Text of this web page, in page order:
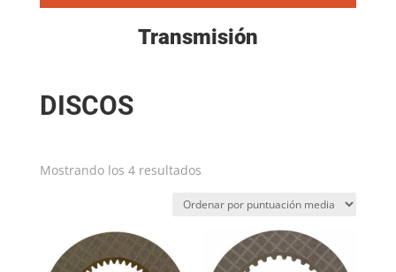
Transmisión
DISCOS
Mostrando los 4 resultadosOrdenado
puntuación